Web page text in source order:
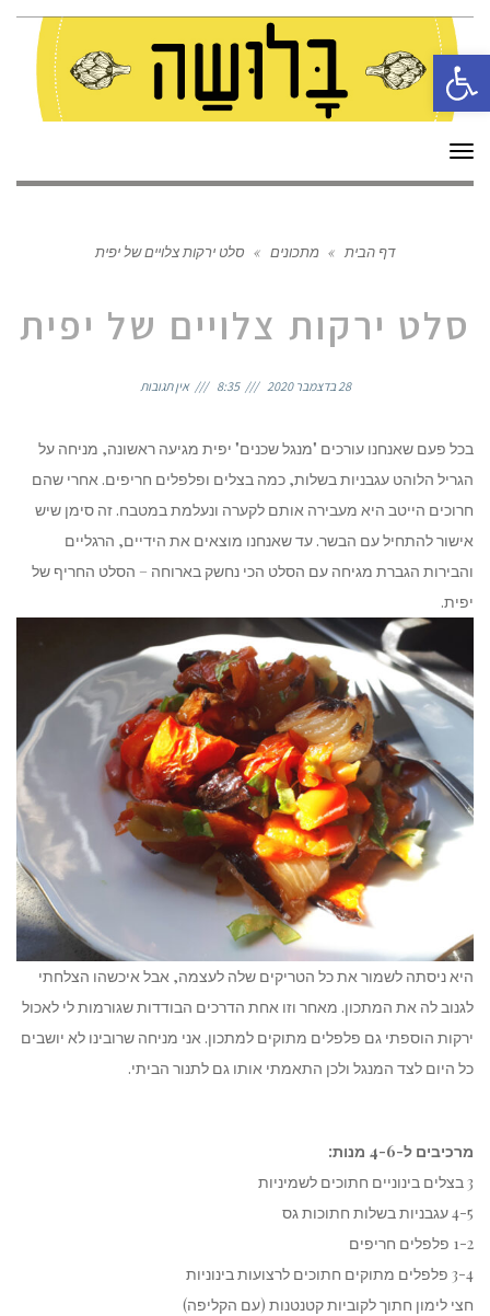
פתח סרגל נגישות
תפריט
דף הבית » מתכונים » סלט ירקות צלויים של יפית
סלט ירקות צלויים של יפית
28 בדצמבר 2020 8:35 אין תגובות
בכל פעם שאנחנו עורכים "מנגל שכנים" יפית מגיעה ראשונה, מניחה על
הגריל הלוהט עגבניות בשלות, כמה בצלים ופלפלים חריפים. אחרי שהם
חרוכים הייטב היא מעבירה אותם לקערה ונעלמת במטבח. זה סימן שיש
אישור להתחיל עם הבשר. עד שאנחנו מוצאים את הידיים, הרגליים
והבירות הגברת מגיחה עם הסלט הכי נחשק בארוחה – הסלט החריף של
יפית.
היא ניסתה לשמור את כל הטריקים שלה לעצמה, אבל איכשהו הצלחתי
לגנוב לה את המתכון. מאחר וזו אחת הדרכים הבודדות שגורמות לי לאכול
ירקות הוספתי גם פלפלים מתוקים למתכון. אני מניחה שרובינו לא יושבים
כל היום לצד המנגל ולכן התאמתי אותו גם לתנור הביתי.
מרכיבים ל-4-6 מנות:
3 בצלים בינוניים חתוכים לשמיניות
4-5 עגבניות בשלות חתוכות גס
1-2 פלפלים חריפים
3-4 פלפלים מתוקים חתוכים לרצועות בינוניות
חצי לימון חתוך לקוביות קטנטנות (עם הקליפה)